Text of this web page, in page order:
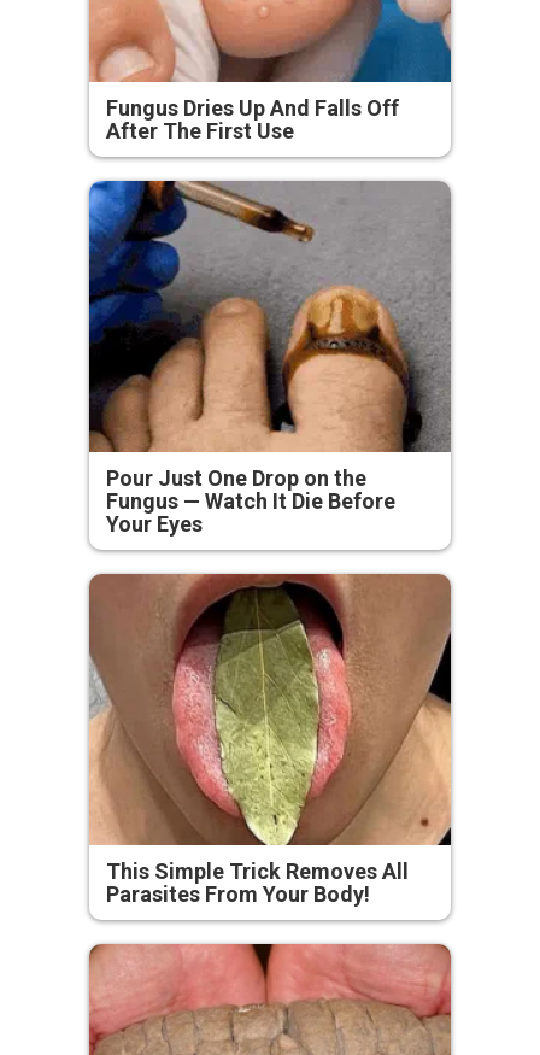
Fungus Dries Up And Falls Off
After The First Use
Pour Just One Drop on the
Fungus — Watch It Die Before
Your Eyes
This Simple Trick Removes All
Parasites From Your Body!